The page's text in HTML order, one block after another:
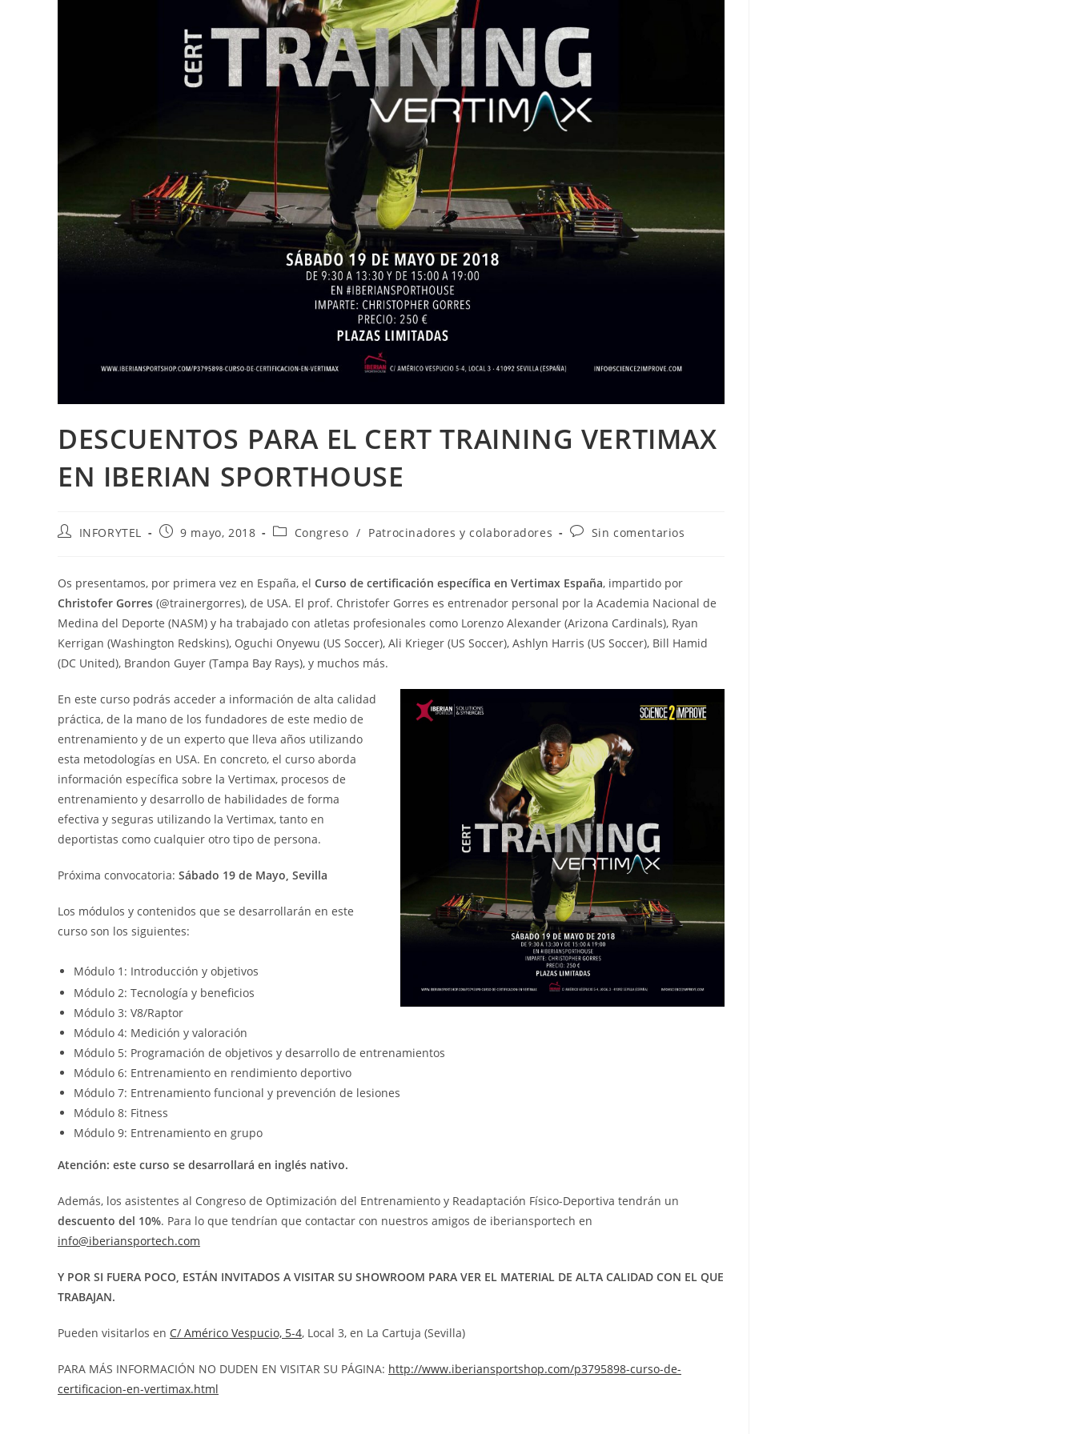
DESCUENTOS PARA EL CERT TRAINING VERTIMAX
EN IBERIAN SPORTHOUSE
INFORYTEL 9 mayo, 2018 Congreso / Patrocinadores y colaboradores Sin comentarios
Os presentamos, por primera vez en España, el Curso de certificación específica en Vertimax España, impartido por
Christofer Gorres (@trainergorres), de USA. El prof. Christofer Gorres es entrenador personal por la Academia Nacional de
Medina del Deporte (NASM) y ha trabajado con atletas profesionales como Lorenzo Alexander (Arizona Cardinals), Ryan
Kerrigan (Washington Redskins), Oguchi Onyewu (US Soccer), Ali Krieger (US Soccer), Ashlyn Harris (US Soccer), Bill Hamid
(DC United), Brandon Guyer (Tampa Bay Rays), y muchos más.
En este curso podrás acceder a información de alta calidad
práctica, de la mano de los fundadores de este medio de
entrenamiento y de un experto que lleva años utilizando
esta metodologías en USA. En concreto, el curso aborda
información específica sobre la Vertimax, procesos de
entrenamiento y desarrollo de habilidades de forma
efectiva y seguras utilizando la Vertimax, tanto en
deportistas como cualquier otro tipo de persona.
Próxima convocatoria: Sábado 19 de Mayo, Sevilla
Los módulos y contenidos que se desarrollarán en este
curso son los siguientes:
Módulo 1: Introducción y objetivos
Módulo 2: Tecnología y beneficios
Módulo 3: V8/Raptor
Módulo 4: Medición y valoración
Módulo 5: Programación de objetivos y desarrollo de entrenamientos
Módulo 6: Entrenamiento en rendimiento deportivo
Módulo 7: Entrenamiento funcional y prevención de lesiones
Módulo 8: Fitness
Módulo 9: Entrenamiento en grupo
Atención: este curso se desarrollará en inglés nativo.
Además, los asistentes al Congreso de Optimización del Entrenamiento y Readaptación Físico-Deportiva tendrán un
descuento del 10%. Para lo que tendrían que contactar con nuestros amigos de iberiansportech en
info@iberiansportech.com
Y POR SI FUERA POCO, ESTÁN INVITADOS A VISITAR SU SHOWROOM PARA VER EL MATERIAL DE ALTA CALIDAD CON EL QUE
TRABAJAN.
Pueden visitarlos en C/ Américo Vespucio, 5-4, Local 3, en La Cartuja (Sevilla)
PARA MÁS INFORMACIÓN NO DUDEN EN VISITAR SU PÁGINA: http://www.iberiansportshop.com/p3795898-curso-de-
certificacion-en-vertimax.html